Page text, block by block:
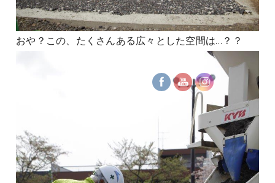
おや？この、たくさんある広々とした空間は…？？